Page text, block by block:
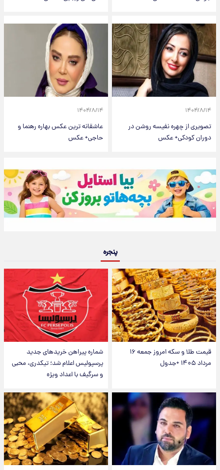
۱۴۰۴/۸/۱۴
تصویری از چهره نفیسه روشن در
دوران کودکی+ عکس
۱۴۰۴/۸/۱۴
عاشقانه ترین عکس بهاره رهنما و
حاجی+ عکس
پنجره
قیمت طلا و سکه امروز جمعه ۱۶
مرداد ۱۴۰۵ +جدول
شماره پیراهن خریدهای جدید
پرسپولیس اعلام شد؛ تیکدری، محبی
و سرگیف با اعداد ویژه